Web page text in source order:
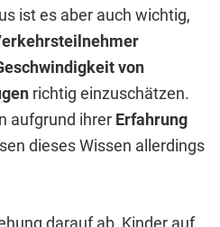
ist es aber auch wichtig,
von
richtig einzuschätzen.
aufgrund ihrer Erfahrung
dieses Wissen allerdings
darauf ab, Kinder auf